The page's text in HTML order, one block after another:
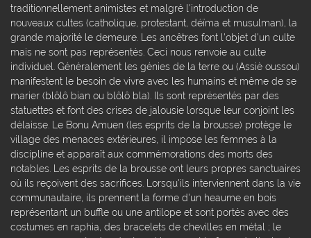
traditionnellement animistes et malgré l'introduction de
nouveaux cultes (catholique, protestant, déïma et musulman), la
grande majorité le demeure. Les ancêtres font l'objet d'un culte
mais ne sont pas représentés. Ceci nous renvoie au culte
individuel. Généralement les génies de la terre ou (Assiè oussou)
manifestent le besoin de vivre avec les humains et même de se
marier (blôlô bian ou blôlô bla). Ils sont représentés par des
statuettes et font des crises de jalousie lorsque leur conjoint les
délaisse. Le Bonu Amuen (les esprits de la brousse) protège le
village des menaces extérieures, il impose les femmes à la
discipline et apparaît aux commémorations des morts des
notables. Les esprits de la brousse ont leurs propres sanctuaires
où ils reçoivent des sacrifices. Lorsqu'ils interviennent dans la vie
communautaire, ils prennent la forme d'un heaume en bois
représentant un buffle ou une antilope et sont portés avec des
costumes en raphia, des bracelets de chevilles en métal ; le